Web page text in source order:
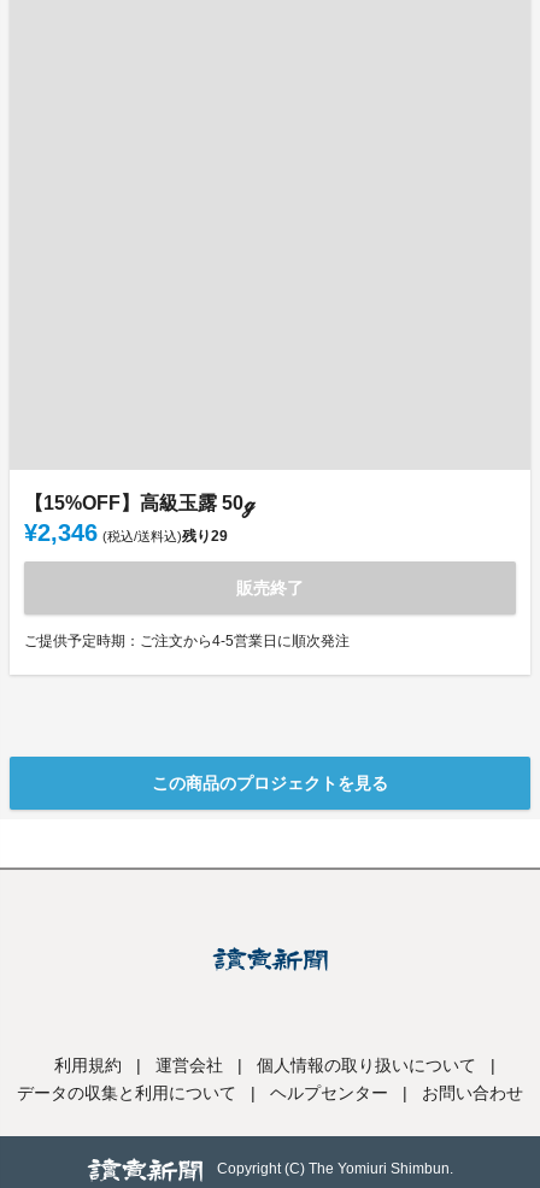
【15%OFF】高級玉露 50ℊ
¥2,346 (税込/送料込)残り29
販売終了
ご提供予定時期：ご注文から4-5営業日に順次発注
この商品のプロジェクトを見る
利用規約 | 運営会社 | 個人情報の取り扱いについて
|
データの収集と利用について
| ヘルプセンター | お問い合わせ
Copyright (C) The Yomiuri Shimbun.